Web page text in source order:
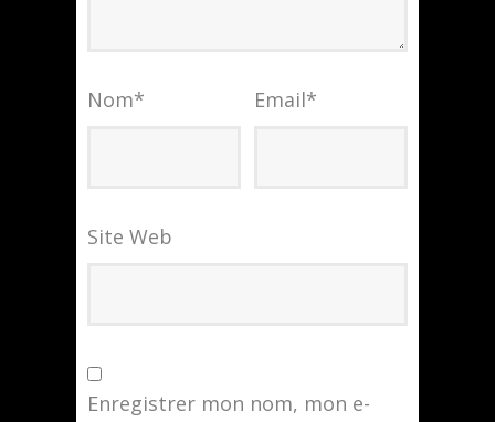
Nom* Email*
Site Web
Enregistrer mon nom, mon e-